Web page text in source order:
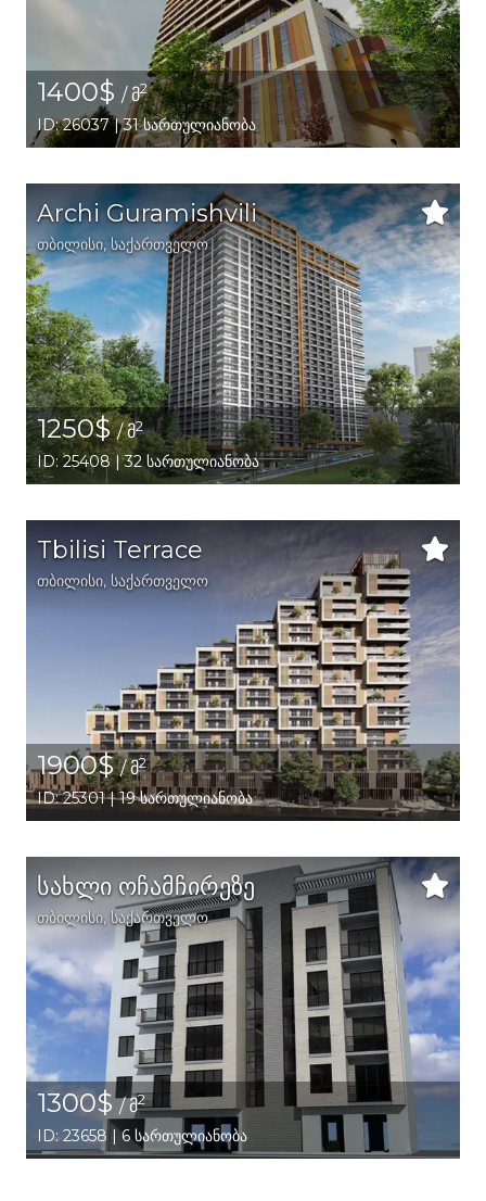
1400$ / მ2
ID: 26037 | 31 სართულიანობა
Archi Guramishvili
თბილისი,საქართველო
1250$/ მ2
ID: 25408 | 32 სართულიანობა
Tbilisi Terrace
თბილისი, საქართველო
1900$/ მ2
ID: 25301 | 19 სართულიანობა
სახლი ოჩამჩირეზე
თბილისი, საქართველო
1300$/ მ2
ID: 23658 | 6 სართულიანობა